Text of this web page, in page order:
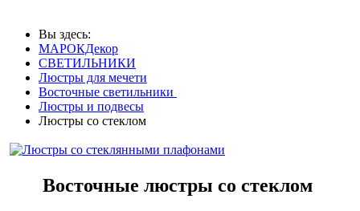
Вы здесь:
МАРОКДекор
СВЕТИЛЬНИКИ
Люстры для мечети
Восточные светильники
Люстры и подвесы
Люстры со стеклом
Восточные люстры со стеклом